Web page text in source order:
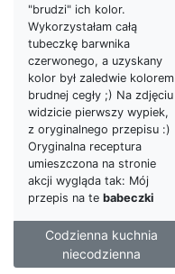
"brudzi" ich kolor.
Wykorzystałam całą
tubeczkę barwnika
czerwonego, a uzyskany
kolor był zaledwie kolorem
brudnej cegły ;) Na zdjęciu
widzicie pierwszy wypiek,
z oryginalnego przepisu :)
Oryginalna receptura
umieszczona na stronie
akcji wygląda tak: Mój
przepis na te babeczki
Codzienna kuchnia
niecodzienna